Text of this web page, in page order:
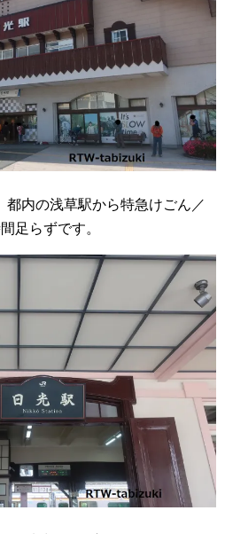
内の浅草駅から特急けごん／
足らずです。